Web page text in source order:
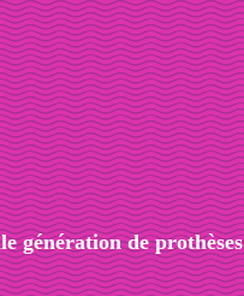
génération de prothèses